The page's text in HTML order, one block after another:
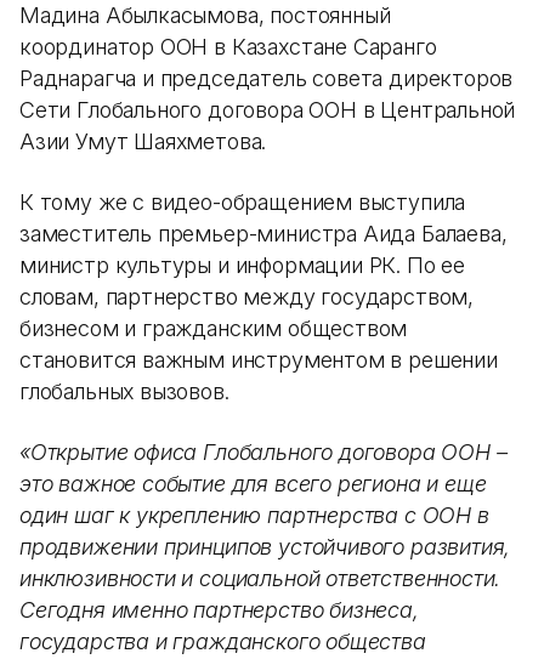
Мадина Абылкасымова, постоянный
координатор ООН в Казахстане Саранго
Раднарагча и председатель совета директоров
Сети Глобального договора ООН в Центральной
Азии Умут Шаяхметова.
К тому же с видео-обращением выступила
заместитель премьер-министра Аида Балаева,
министр культуры и информации РК. По ее
словам, партнерство между государством,
бизнесом и гражданским обществом
становится важным инструментом в решении
глобальных вызовов.
«Открытие офиса Глобального договора ООН –
это важное событие для всего региона и еще
один шаг к укреплению партнерства с ООН в
продвижении принципов устойчивого развития,
инклюзивности и социальной ответственности.
Сегодня именно партнерство бизнеса,
государства и гражданского общества